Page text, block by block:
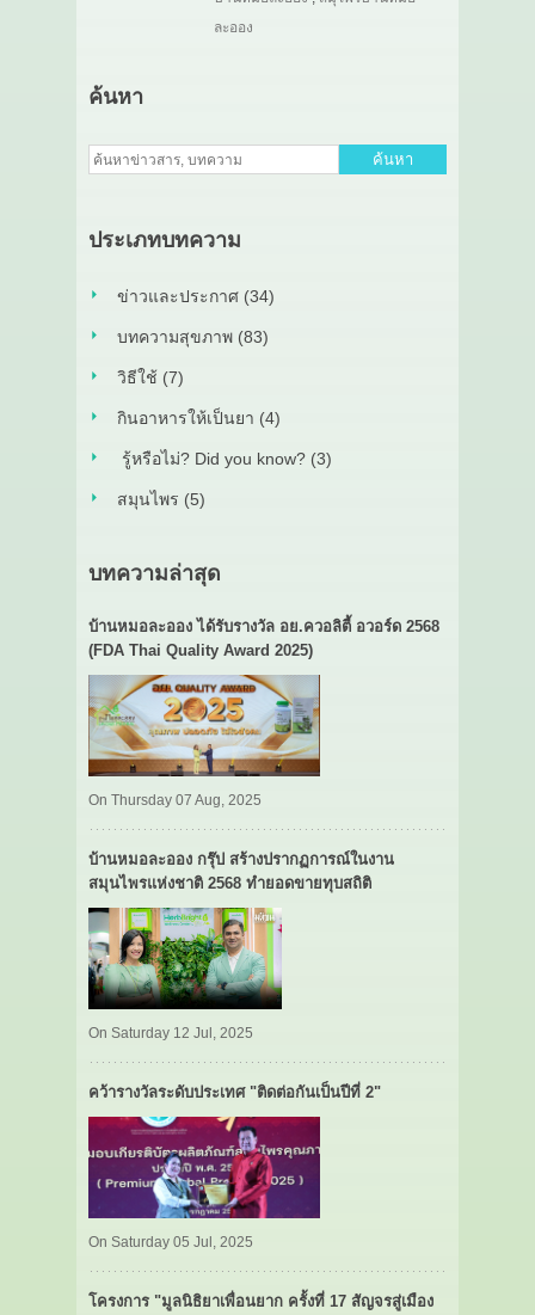
ละออง
ค้นหา
ค้นหา
ประเภทบทความ
ข่าวและประกาศ (34)
บทความสุขภาพ (83)
วิธีใช้ (7)
กินอาหารให้เป็นยา (4)
รู้หรือไม่? Did you know? (3)
สมุนไพร (5)
บทความล่าสุด
บ้านหมอละออง ได้รับรางวัล อย.ควอลิตี้ อวอร์ด 2568
(FDA Thai Quality Award 2025)
On Thursday 07 Aug, 2025
บ้านหมอละออง กรุ๊ป สร้างปรากฏการณ์ในงาน
สมุนไพรแห่งชาติ 2568 ทำยอดขายทุบสถิติ
On Saturday 12 Jul, 2025
คว้ารางวัลระดับประเทศ "ติดต่อกันเป็นปีที่ 2"
On Saturday 05 Jul, 2025
โครงการ "มูลนิธิยาเพื่อนยาก ครั้งที่ 17 สัญจรสู่เมือง